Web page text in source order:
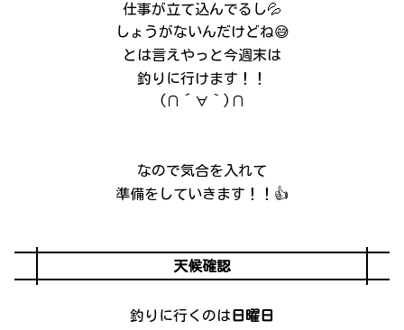
仕事が立て込んでるし💦
しょうがないんだけどね😅
とは言えやっと今週末は
釣りに行けます！！
(∩´∀｀)∩
なので気合を入れて
準備をしていきます！！👍
天候確認
釣りに行くのは 日曜日